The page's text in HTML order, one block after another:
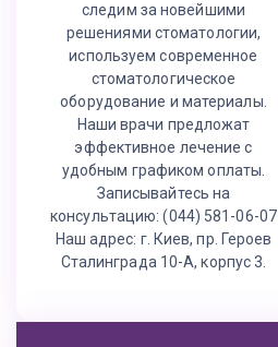
следим за новейшими
решениями стоматологии,
используем современное
стоматологическое
оборудование и материалы.
Наши врачи предложат
эффективное лечение с
удобным графиком оплаты.
Записывайтесь на
консультацию: (044) 581-06-07
Наш адрес: г. Киев, пр. Героев
Сталинграда 10-А, корпус 3.